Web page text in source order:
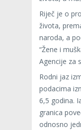
Riječ je o
života,
naroda, a
“Žene i
Agencije za
Rodni jaz
podacima
6,5 godina.
granica
odnosno